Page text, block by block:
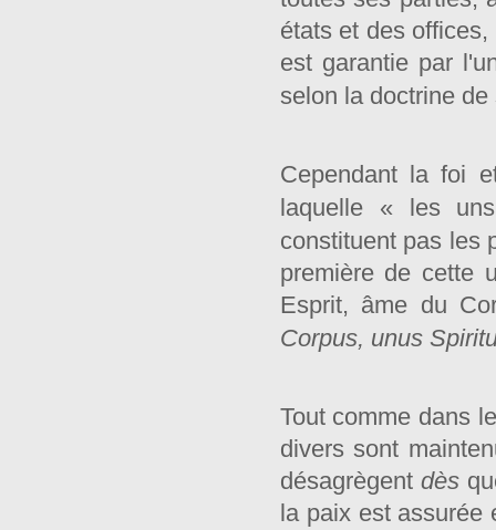
états et des
est garantie par
selon la doctrine
Cependant la foi
laquelle « les
constituent pas les
première de cette
Esprit, âme du
Corpus, unus
Tout comme dans
divers sont
désagrègentdès
la paix est assurée